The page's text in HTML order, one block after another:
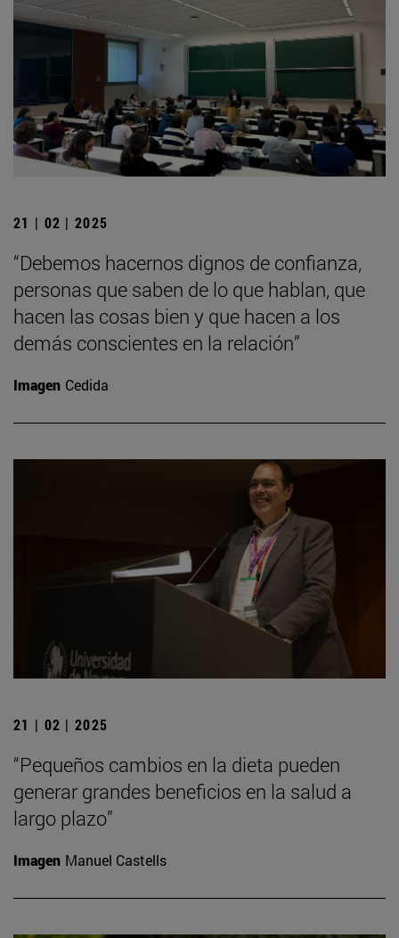
21 | 02 | 2025
“Debemos hacernos dignos de confianza,
personas que saben de lo que hablan, que
hacen las cosas bien y que hacen a los
demás conscientes en la relación”
Imagen Cedida
21 | 02 | 2025
“Pequeños cambios en la dieta pueden
generar grandes beneficios en la salud a
largo plazo”
Imagen Manuel Castells